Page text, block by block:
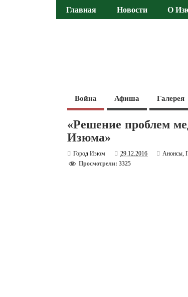
Главная Новости О
Война Афиша Галерея
«Решение проблем
Изюма»
Город Изюм 29.12.2016 Анонсы,
Просмотрели: 3325